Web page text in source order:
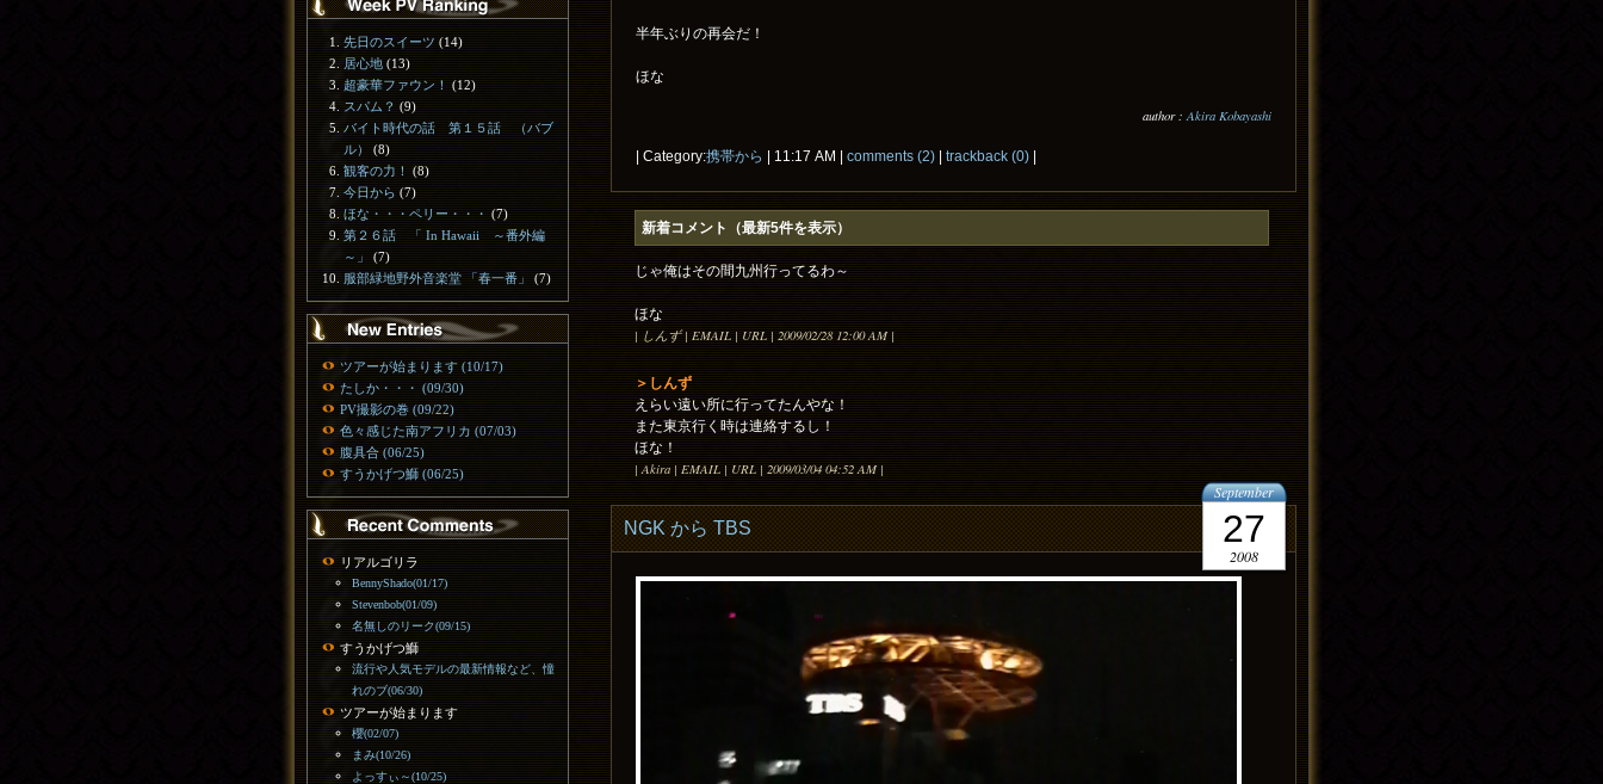
半年ぶりの再会だ！
ほな
author :Akira Kobayashi
| Category:携帯から | 11:17 AM | comments (2) trackback (0)
新着コメント（最新5件を表示）
じゃ俺はその間九州行ってるわ～
ほな
| しんず | EMAIL | URL | 2009/02/28 12:00 AM |
＞しんず
えらい遠い所に行ってたんやな！
また東京行く時は連絡するし！
ほな！
| Akira | EMAIL | URL | 2009/03/04 04:52 AM |
NGK から TBS
September
27
2008
先日のスイーツ (14)
居心地 (13)
超豪華ファウン！
(12)
スパム？ (9)
バイト時代の話 第１５話 （バブ
ル）
(8)
観客の力！
(8)
今日から (7)
ほな・・・ペリー・・・ (7)
第２６話 「 In Hawaii ～番外編
～」
(7)
服部緑地野外音楽堂 「春一番」
(7)
ツアーが始まります (10/17)
たしか・・・ (09/30)
PV撮影の巻 (09/22)
色々感じた南アフリカ (07/03)
腹具合 (06/25)
すうかげつ鰤 (06/25)
リアルゴリラ
BennyShado(01/17)
Stevenbob(01/09)
名無しのリーク(09/15)
すうかげつ鰤
流行や人気モデルの最新情報など、憧
れのブ(06/30)
ツアーが始まります
櫻(02/07)
まみ(10/26)
よっすぃ～(10/25)